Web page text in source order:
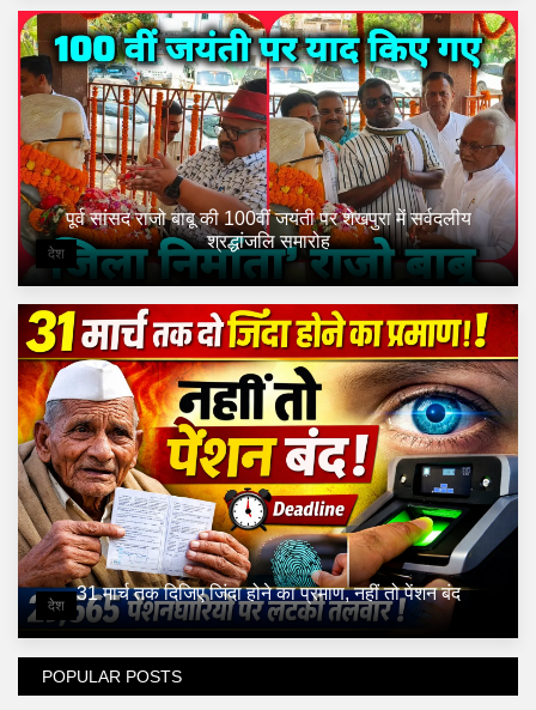
देश
पूर्व सांसद राजो बाबू की 100वीं जयंती पर शेखपुरा में सर्वदलीय
श्रद्धांजलि समारोह
देश
31 मार्च तक दिजिए जिंदा होने का प्रमाण, नहीं तो पेंशन बंद
POPULAR POSTS